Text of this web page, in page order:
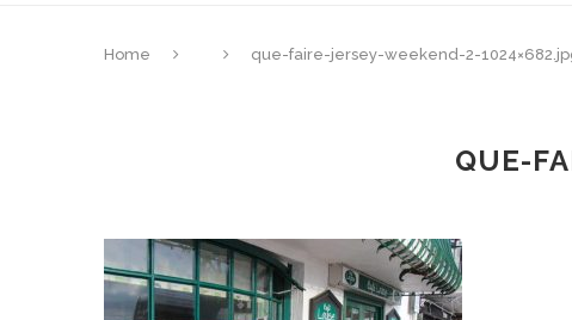
Home que-faire-jersey-weekend-2-
QUE-